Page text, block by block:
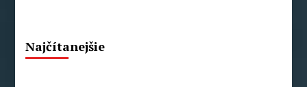
Najčítanejšie